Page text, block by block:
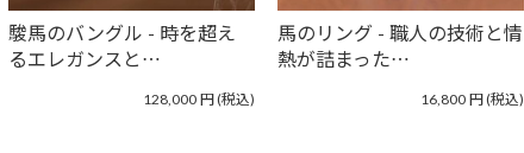
駿馬のバングル - 時を超え
るエレガンスと…
128,000円(税込)
馬のリング - 職人の技術と情
熱が詰まった…
16,800円(税込)